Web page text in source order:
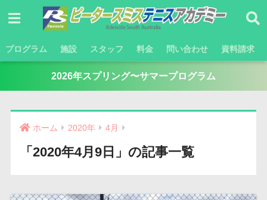
プログラム 施設 スタッフ 料金 問い合わせ 資料請求
2026年スプリング〜サマープログラム
ホーム 2020年 4月
「2020年4月9日」の記事一覧